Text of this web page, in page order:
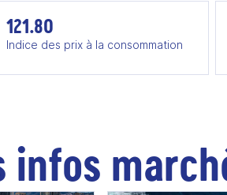
121.80
Indice des prix à la consommation
infos